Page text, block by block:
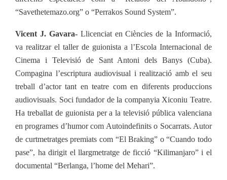
“Savethetemazo.org” o “Perrakos Sound System”.
Vicent J. Gavara- Llicenciat en Ciències de la Informació,
va realitzar el taller de guionista a l’Escola Internacional de
Cinema i Televisió de Sant Antoni dels Banys (Cuba).
Compagina l’escriptura audiovisual i realització amb el seu
treball d’actor tant en teatre com en diferents produccions
audiovisuals. Soci fundador de la companyia Xiconiu Teatre.
Ha treballat de guionista per a la televisió pública valenciana
en programes d’humor com Autoindefinits o Socarrats. Autor
de curtmetratges premiats com “El Braking” o “Cuando todo
pase”, ha dirigit el llargmetratge de ficció “Kilimanjaro” i el
documental “Berlanga, l’home del Mehari”.